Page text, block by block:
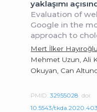
yaklaşımı
Evaluation of
Google in the
approach to
Mert İlker Hayıroğlu
Mehmet Uzun, Ali
Okuyan, Can
PMID:32955028 doi:
10.5543/